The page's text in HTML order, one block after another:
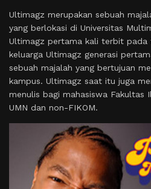
Ultimagz merupakan sebuah
yang berlokasi di Universitas
Ultimagz pertama kali terbit pada
keluarga Ultimagz generasi
sebuah majalah yang bertujuan
kampus. Ultimagz saat itu juga
menulis bagi mahasiswa Fakultas
UMN dan non-FIKOM.